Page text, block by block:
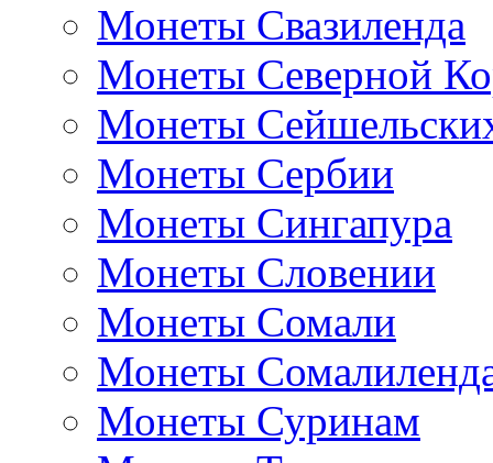
Монеты Свазиленда
Монеты Северной
Монеты
Монеты Сербии
Монеты Сингапура
Монеты Словении
Монеты Сомали
Монеты
Монеты Суринам